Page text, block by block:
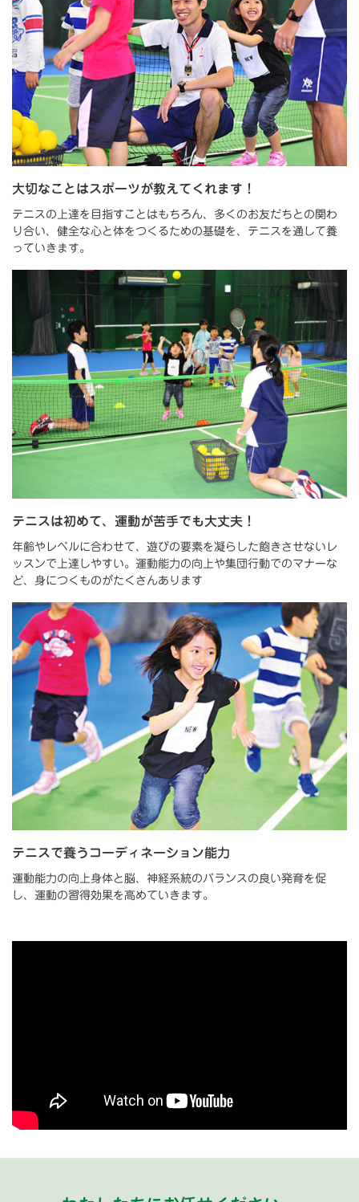
大切なことはスポーツが教えてくれます！
テニスの上達を目指すことはもちろん、多くのお友だちとの関わ
り合い、健全な心と体をつくるための基礎を、テニスを通して養
っていきます。
テニスは初めて、運動が苦手でも大丈夫！
年齢やレベルに合わせて、遊びの要素を凝らした飽きさせないレ
ッスンで上達しやすい。運動能力の向上や集団行動でのマナーな
ど、身につくものがたくさんあります
テニスで養うコーディネーション能力
運動能力の向上身体と脳、神経系統のバランスの良い発育を促
し、運動の習得効果を高めていきます。